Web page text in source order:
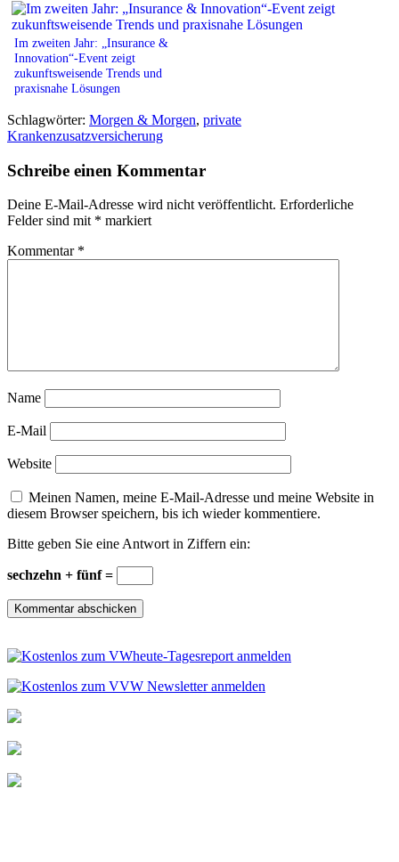
Im zweiten Jahr: „Insurance &
Innovation“-Event zeigt
zukunftsweisende Trends und
praxisnahe Lösungen
Schlagwörter: Morgen & Morgen, private
Krankenzusatzversicherung
Schreibe einen Kommentar
Deine E-Mail-Adresse wird nicht veröffentlicht. Erforderliche
Felder sind mit * markiert
Kommentar *
Name
E-Mail
Website
Meinen Namen, meine E-Mail-Adresse und meine Website in
diesem Browser speichern, bis ich wieder kommentiere.
Bitte geben Sie eine Antwort in Ziffern ein:
sechzehn + fünf =